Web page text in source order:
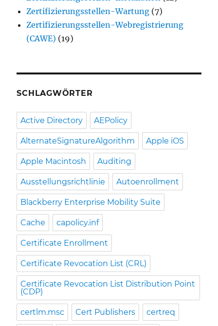
Zertifizierungsstellen-Wartung (7)
Zertifizierungsstellen-Webregistrierung
(CAWE) (19)
SCHLAGWÖRTER
Active Directory AEPolicy
AlternateSignatureAlgorithm Apple iOS
Apple Macintosh Auditing
Ausstellungsrichtlinie Autoenrollment
Blackberry Enterprise Mobility Suite
Cache capolicy.inf
Certificate Enrollment
Certificate Revocation List (CRL)
Certificate Revocation List Distribution Point
(CDP)
certlm.msc Cert Publishers certreq